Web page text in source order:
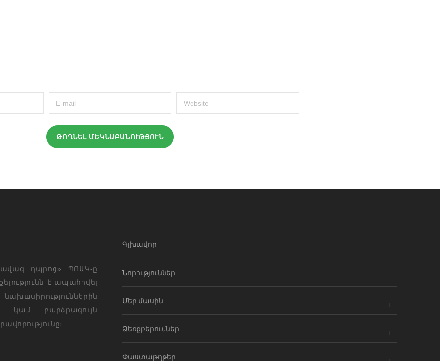
դպրոց» ՊՈԱԿ-ը
է ապահովել
բարձրագույն
Գլխավոր
Նորություններ
Մեր մասին
Ձեռքբերումներ
Փաստաթղթեր